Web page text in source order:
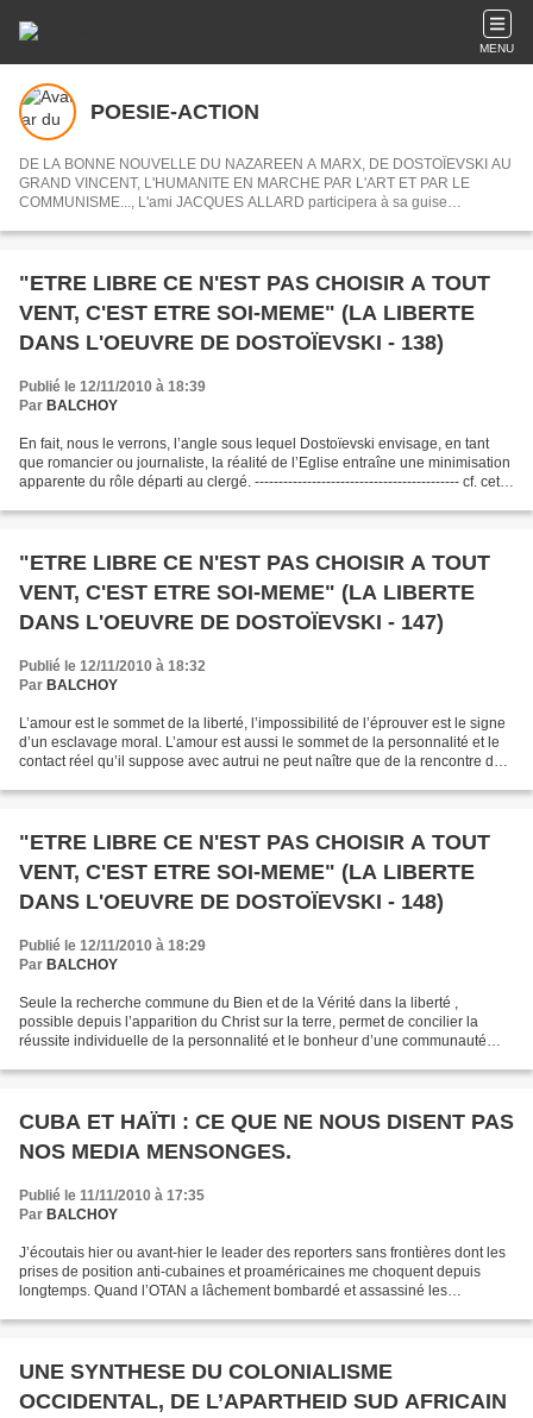
MENU
POESIE-ACTION
DE LA BONNE NOUVELLE DU NAZAREEN A MARX, DE DOSTOÏEVSKI AU
GRAND VINCENT, L'HUMANITE EN MARCHE PAR L'ART ET PAR LE
COMMUNISME..., L'ami JACQUES ALLARD participera à sa guise
articles choisis.
"ETRE LIBRE CE N'EST PAS CHOISIR A TOUT
VENT, C'EST ETRE SOI-MEME" (LA LIBERTE
DANS L'OEUVRE DE DOSTOÏEVSKI - 138)
Publié le 12/11/2010 à 18:39
Par BALCHOY
En fait, nous le verrons, l’angle sous lequel Dostoïevski envisage, en tant
que romancier ou journaliste, la réalité de l’Eglise entraîne une minimisation
apparente du rôle départi au clergé. ------------------------------------------- cf. cette
"ETRE LIBRE CE N'EST PAS CHOISIR A TOUT
VENT, C'EST ETRE SOI-MEME" (LA LIBERTE
DANS L'OEUVRE DE DOSTOÏEVSKI - 147)
Publié le 12/11/2010 à 18:32
Par BALCHOY
L’amour est le sommet de la liberté, l’impossibilité de l’éprouver est le signe
d’un esclavage moral. L’amour est aussi le sommet de la personnalité et le
contact réel qu’il suppose avec autrui ne peut naître que de la rencontre de
"ETRE LIBRE CE N'EST PAS CHOISIR A TOUT
VENT, C'EST ETRE SOI-MEME" (LA LIBERTE
DANS L'OEUVRE DE DOSTOÏEVSKI - 148)
Publié le 12/11/2010 à 18:29
Par BALCHOY
Seule la recherche commune du Bien et de la Vérité dans la liberté ,
possible depuis l’apparition du Christ sur la terre, permet de concilier la
réussite individuelle de la personnalité et le bonheur d’une communauté
CUBA ET HAÏTI : CE QUE NE NOUS DISENT PAS
NOS MEDIA MENSONGES.
Publié le 11/11/2010 à 17:35
Par BALCHOY
J’écoutais hier ou avant-hier le leader des reporters sans frontières dont les
prises de position anti-cubaines et proaméricaines me choquent depuis
longtemps. Quand l’OTAN a lâchement bombardé et assassiné les
UNE SYNTHESE DU COLONIALISME
OCCIDENTAL, DE L’APARTHEID SUD AFRICAIN